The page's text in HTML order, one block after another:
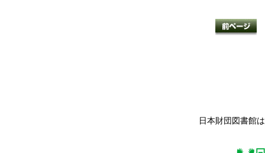
日本財団図書館